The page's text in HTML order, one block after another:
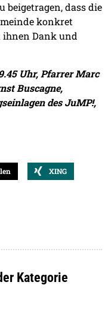
beigetragen, dass die
konkret
Dank und
Uhr, Pfarrer Marc
Buscagne,
des JuMP!,
XING
Kategorie